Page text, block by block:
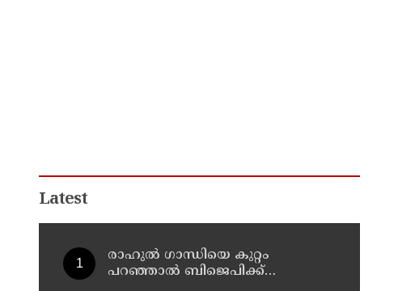
Latest
രാഹുല്‍ ഗാന്ധിയെ കുറ്റം
പറഞ്ഞാല്‍ ബിജെപിക്ക്